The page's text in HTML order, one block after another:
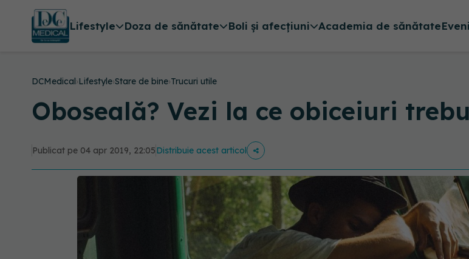
Lifestyle Doza de sănătate Boli și afecțiuni Academia de sănătate
DCMedical›Lifestyle›Stare de bine›Trucuri utile
Oboseală? Vezi la ce obiceiuri
Publicat pe 04 apr 2019, 22:05Distribuie acest articol